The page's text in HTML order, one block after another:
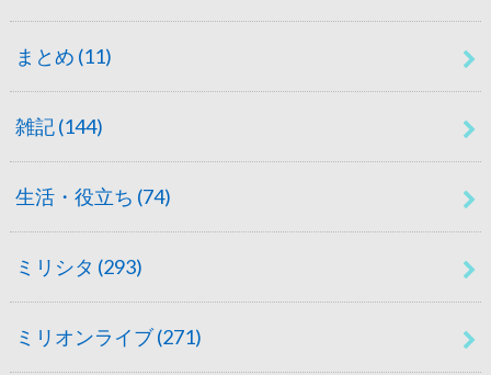
まとめ (11)
雑記(144)
生活・役立ち (74)
ミリシタ (293)
ミリオンライブ(271)